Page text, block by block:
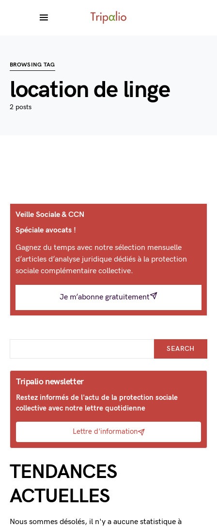
BROWSING TAG
location de linge
2 posts
Veille Sociale & CCN
Spéciale avocats !
Gagnez du temps avec notre sélection mensuelle
d’articles d’analyse juridique dédiés à la protection
sociale complémentaire collective.
Je m’abonne gratuitement
SEARCH
Tripalio newsletter
Restez informés de l'actu de la protection sociale
collective avec notre lettre quotidienne
Lettre d'information
TENDANCES
ACTUELLES
Nous sommes désolés, il n'y a aucune statistique à